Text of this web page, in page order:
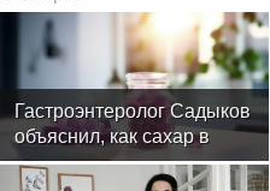
Гастроэнтеролог Садыков
объяснил, как сахар в
рационе ускоряет